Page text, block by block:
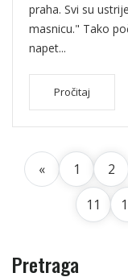
praha. Svi su
masnicu." Tako
napet...
Pročitaj
« 1 2
11
Pretraga